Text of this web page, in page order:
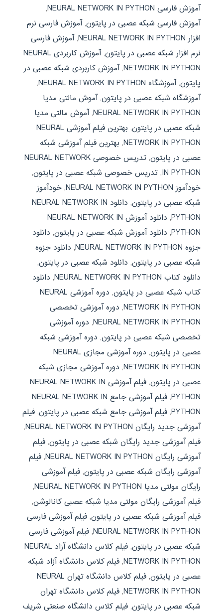
آموزش فارسی NEURAL NETWORK IN PYTHON
,
آموزش فارسی شبکه عصبی در پایتون,آموزش فارسی نرم
افزار NEURAL NETWORK IN PYTHON
,آموزش فارسی
نرم افزار شبکه عصبی در پایتون,
آموزش کاربردی NEURAL
NETWORK IN PYTHON
,آموزش کاربردی شبکه عصبی در
پایتون,آموزشگاه NEURAL NETWORK IN PYTHON
,
آموزشگاه شبکه عصبی در پایتون,آموش مالتی مدیا
NEURAL NETWORK IN PYTHON
,آموش مالتی مدیا
شبکه عصبی در پایتون,
بهترین فیلم آموزشی NEURAL
NETWORK IN PYTHON
, بهترین فیلم آموزشی شبکه
عصبی در پایتون,
تدریس خصوصی NEURAL NETWORK
IN PYTHON
, تدریس خصوصی شبکه عصبی در پایتون,
خودآموز NEURAL NETWORK IN PYTHON
, خودآموز
شبکه عصبی در پایتون,
دانلود NEURAL NETWORK IN
PYTHON
,
دانلود آموزش NEURAL NETWORK IN
PYTHON
, دانلود آموزش شبکه عصبی در پایتون, دانلود
جزوه NEURAL NETWORK IN PYTHON
, دانلود جزوه
شبکه عصبی در پایتون, دانلود شبکه عصبی در پایتون,
دانلود کتاب NEURAL NETWORK IN PYTHON
, دانلود
کتاب شبکه عصبی در پایتون,
دوره آموزشی NEURAL
NETWORK IN PYTHON
, دوره آموزشی تخصصی
NEURAL NETWORK IN PYTHON
, دوره آموزشی
تخصصی شبکه عصبی در پایتون, دوره آموزشی شبکه
عصبی در پایتون,
دوره آموزشی مجازی NEURAL
NETWORK IN PYTHON
, دوره آموزشی مجازی شبکه
عصبی در پایتون,
فیلم آموزشی NEURAL NETWORK IN
PYTHON
,
فیلم آموزشی جامع NEURAL NETWORK IN
PYTHON
, فیلم آموزشی جامع شبکه عصبی در پایتون, فیلم
آموزشی جدید رایگان NEURAL NETWORK IN PYTHON
,
فیلم آموزشی جدید رایگان شبکه عصبی در پایتون, فیلم
آموزشی رایگان NEURAL NETWORK IN PYTHON
, فیلم
آموزشی رایگان شبکه عصبی در پایتون, فیلم آموزشی
رایگان مولتی مدیا NEURAL NETWORK IN PYTHON
,
فیلم آموزشی رایگان مولتی مدیا شبکه عصبی کانالوشن,
فیلم آموزشی شبکه عصبی در پایتون, فیلم آموزشی فارسی
NEURAL NETWORK IN PYTHON
, فیلم آموزشی فارسی
شبکه عصبی در پایتون,
فیلم کلاس دانشگاه آزاد NEURAL
NETWORK IN PYTHON
, فیلم کلاس دانشگاه آزاد شبکه
عصبی در پایتون,
فیلم کلاس دانشگاه تهران NEURAL
NETWORK IN PYTHON
, فیلم کلاس دانشگاه تهران
شبکه عصبی در پایتون, فیلم کلاس دانشگاه صنعتی شریف